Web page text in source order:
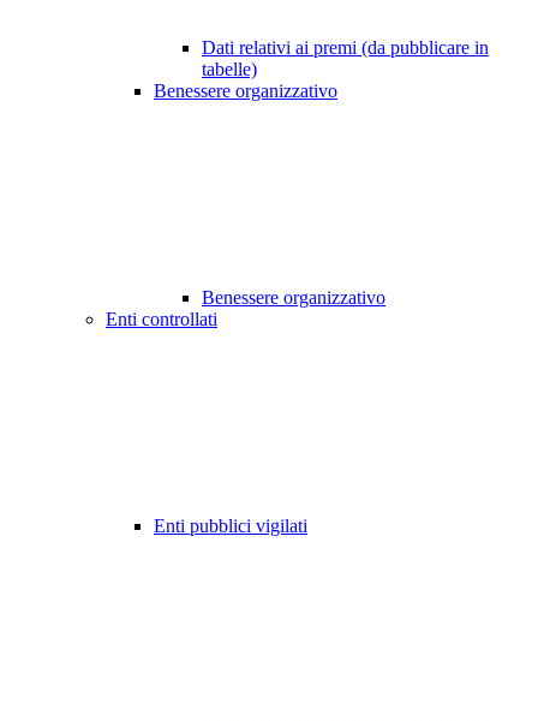
Dati relativi ai premi (da pubblicare in
tabelle)
Benessere organizzativo
Benessere organizzativo
Enti controllati
Enti pubblici vigilati